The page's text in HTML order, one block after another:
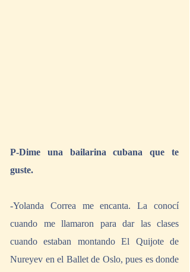
P-Dime una bailarina cubana que te
guste.
-Yolanda Correa me encanta. La conocí
cuando me llamaron para dar las clases
cuando estaban montando El Quijote de
Nureyev en el Ballet de Oslo, pues es donde